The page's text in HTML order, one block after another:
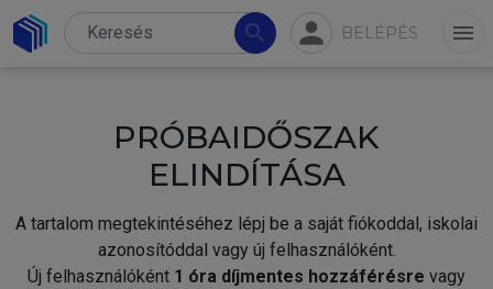
search person BELÉPÉS menu
PRÓBAIDŐSZAK
ELINDÍTÁSA
A tartalom megtekintéséhez lépj be a saját fiókoddal, iskolai
azonosítóddal vagy új felhasználóként.
Új felhasználóként 1 óra díjmentes hozzáférésre vagy